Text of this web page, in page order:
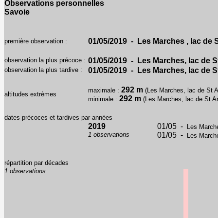
Observations personnelles
Savoie
première observation : 01/05/2019 - Les Marches , lac de
observation la plus précoce : 01/05/2019 - Les Marches, lac de
observation la plus tardive : 01/05/2019 - Les Marches, lac de
altitudes extrèmes
maximale : 292 m (Les Marches, lac de St
minimale : 292 m (Les Marches, lac de St
dates précoces et tardives par années
2019
1 observations
01/05 - Les
01/05 - Les
répartition par décades
1 observations